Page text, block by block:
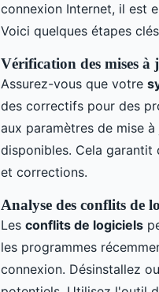
connexion Internet, il est
Voici quelques étapes
Vérification des mises
Assurez-vous que votre
des correctifs pour des
aux paramètres de mise
disponibles. Cela garantit
et corrections.
Analyse des conflits de
Les conflits de logiciels
les programmes
connexion. Désinstallez